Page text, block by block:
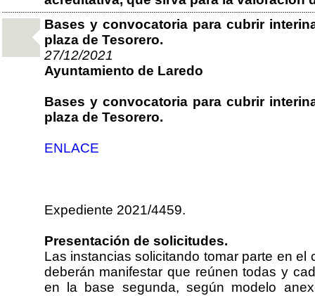
Bases y convocatoria para cubrir
plaza de Tesorero.
27/12/2021
Ayuntamiento de Laredo
Bases y convocatoria para cubrir
plaza de Tesorero.
ENLACE
Expediente 2021/4459.
Presentación de solicitudes.
Las instancias solicitando tomar parte en
deberán manifestar que reúnen todas y
en la base segunda, según modelo